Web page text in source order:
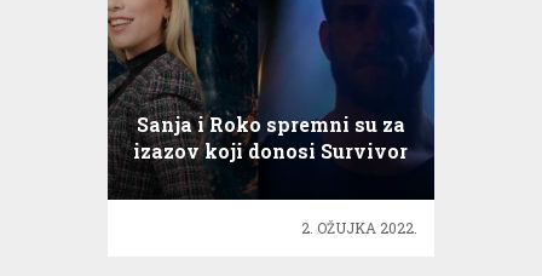
Sanja i Roko spremni su za
izazov koji donosi Survivor
2. OŽUJKA 2022.